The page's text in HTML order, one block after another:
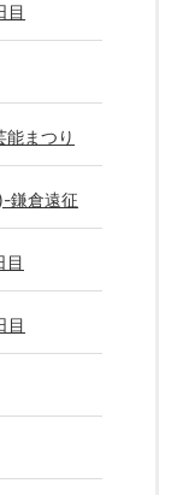
目
まつり
鎌倉遠征
目
目